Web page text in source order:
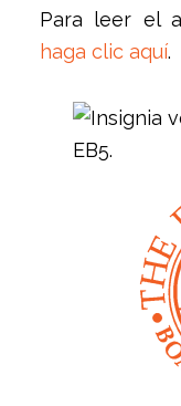
Para leer el
haga clic aquí.